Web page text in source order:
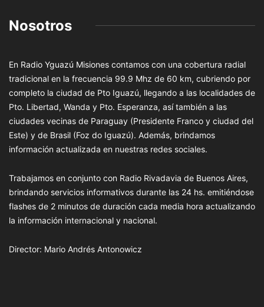
Nosotros
En Radio Yguazú Misiones contamos con una cobertura radial
tradicional en la frecuencia 99.9 Mhz de 60 km, cubriendo por
completo la ciudad de Pto Iguazú, llegando a las localidades de
Pto. Libertad, Wanda y Pto. Esperanza, así también a las
ciudades vecinas de Paraguay (Presidente Franco y ciudad del
Este) y de Brasil (Foz do Iguazú). Además, brindamos
información actualizada en nuestras redes sociales.
Trabajamos en conjunto con Radio Rivadavia de Buenos Aires,
brindando servicios informativos durante las 24 hs. emitiéndose
flashes de 2 minutos de duración cada media hora actualizando
la información internacional y nacional.
Director: Mario Andrés Antonowicz